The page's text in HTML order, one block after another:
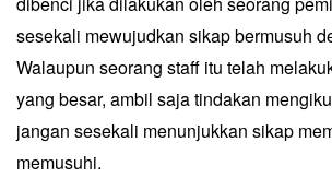
sesekali mewujudkan sikap bermusuh
Walaupun seorang staff itu telah
yang besar, ambil saja tindakan
jangan sesekali menunjukkan sikap
memusuhi.